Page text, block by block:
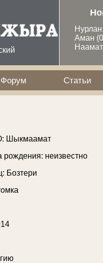
Аман
Форум Статьи
Шыкмаамат
рождения: неизвестно
Бозтери